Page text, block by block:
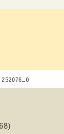
252076_0